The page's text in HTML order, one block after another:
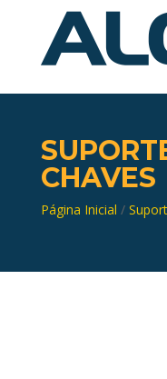
CHAVES
Página Inicial /